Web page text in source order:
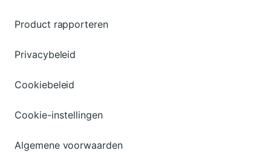
Product rapporteren
Privacybeleid
Cookiebeleid
Cookie-instellingen
Algemene voorwaarden